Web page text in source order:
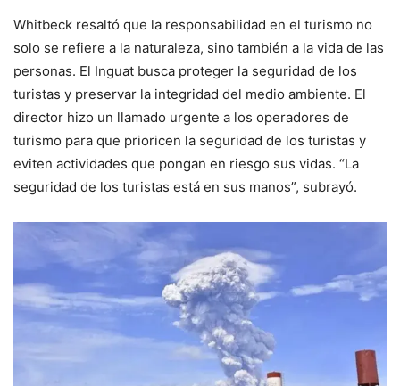
Whitbeck resaltó que la responsabilidad en el turismo no
solo se refiere a la naturaleza, sino también a la vida de las
personas. El Inguat busca proteger la seguridad de los
turistas y preservar la integridad del medio ambiente. El
director hizo un llamado urgente a los operadores de
turismo para que prioricen la seguridad de los turistas y
eviten actividades que pongan en riesgo sus vidas. “La
seguridad de los turistas está en sus manos”, subrayó.